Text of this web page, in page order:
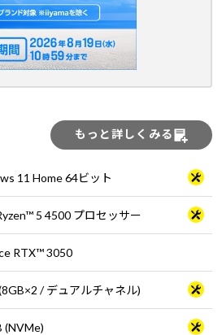
もっと詳しくみる
11 Home 64ビット
5 4500 プロセッサー
RTX™ 3050
/ デュアルチャネル)
(NVMe)